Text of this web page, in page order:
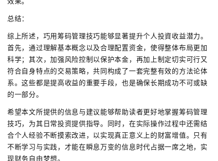
总结：
综上所述，巧用筹码管理技巧能够显著提升个人投資收益潜力。
首先，通过理解基本概念以及合理配置资金，使得整体布局更加
科学；其次，加强风险控制以保护本金，再加上制定切实可行又
符合自身特点的交易策略，共同构成了一套完整有效的方法论体
系。这些都是提高收益的重要手段，也是确保长期成功不可或缺
的一部分。
希望本文所提供的信息与建议能够帮助读者更好地掌握筹码管理
技巧，为其日常投资提供指导。同时，在实际操作过程中还需结
合个人经验不断摸索改进，以实现真正意义上的财富增值。只有
不断学习与实践，才能在瞬息万变的信息时代占据一席之地，实
现财务自由梦想。